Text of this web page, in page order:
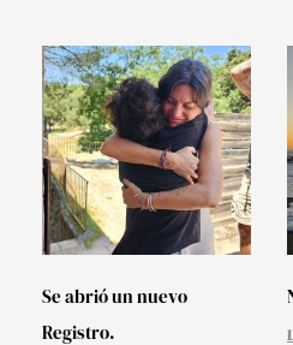
Se abrió un nuevo
Registro.